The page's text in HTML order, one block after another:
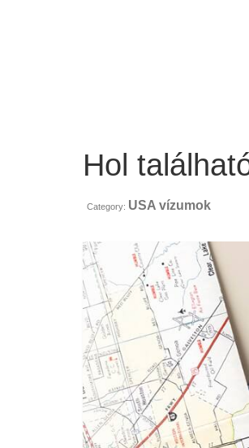
Hol
Category: USA vízumok